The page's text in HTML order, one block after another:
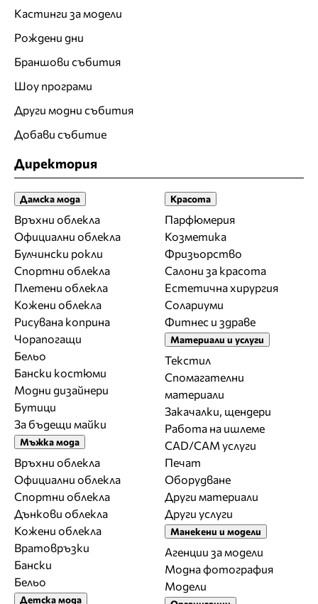
Кастинги за модели
Рождени дни
Браншови събития
Шоу програми
Други модни събития
Добави събитие
Директория
Дамска мода
Връхни облекла
Официални облекла
Булчински рокли
Спортни облекла
Плетени облекла
Кожени облекла
Рисувана коприна
Чорапогащи
Бельо
Бански костюми
Модни дизайнери
Бутици
За бъдещи майки
Мъжка мода
Връхни облекла
Официални облекла
Спортни облекла
Дънкови облекла
Кожени облекла
Вратовръзки
Бански
Бельо
Детска мода
Красота
Парфюмерия
Козметика
Фризьорство
Салони за красота
Естетична хирургия
Солариуми
Фитнес и здраве
Материали и услуги
Текстил
Спомагателни
материали
Закачалки, щендери
Работа на ишлеме
CAD/CAM услуги
Печат
Оборудване
Други материали
Други услуги
Манекени и модели
Агенции за модели
Модна фотография
Модели